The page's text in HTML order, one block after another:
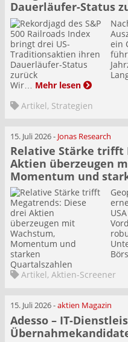
Dauerläufer-Status
ein
Wir… Mehr lesen
Artikel, Strategien
15. Juli 2026- Jonas Research
Relative Stärke trifft
Aktien überzeugen
Momentum und
Artikel, Aktien-Screener
15. Juli 2026-aktien Magazin
Adesso – IT-